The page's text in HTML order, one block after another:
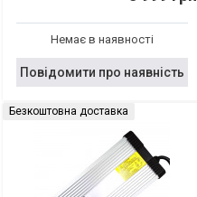
Немає в наявності
Повідомити про наявність
Безкоштовна доставка